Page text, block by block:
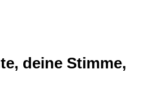
deine Stimme,